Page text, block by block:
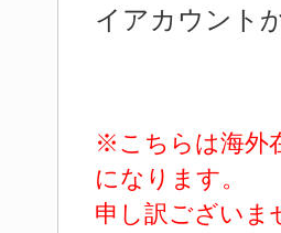
イアカウント
※こちらは海外
になります。
申し訳ございま